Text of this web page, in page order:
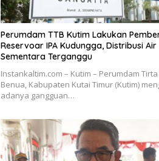
Perumdam TTB Kutim Lakukan
Reservoar IPA Kudungga, Distribusi Air
Sementara Terganggu
Instankaltim.com – Kutim – Perumdam
Benua, Kabupaten Kutai Timur (Kutim)
adanya gangguan…